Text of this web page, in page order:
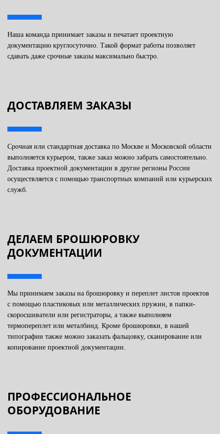
Наша команда принимает заказы и печатает проектную
документацию круглосуточно. Такой формат работы позволяет
сдавать даже срочные заказы максимально быстро.
ДОСТАВЛЯЕМ ЗАКАЗЫ
Срочная или стандартная доставка по Москве и Московской области
выполняется курьером, также заказ можно забрать самостоятельно.
Доставка проектной документации в другие регионы России
осуществляется с помощью транспортных компаний или курьерских
служб.
ДЕЛАЕМ БРОШЮРОВКУ
ДОКУМЕНТАЦИИ
Мы принимаем заказы на брошюровку и переплет листов проектов
с помощью пластиковых или металлических пружин, в папки-
скоросшиватели или регистраторы, а также выполняем
термопереплет или металбинд. Кроме брошюровки, в нашей
типографии также можно заказать фальцовку, сканирование или
копирование проектной документации.
ПРОФЕССИОНАЛЬНОЕ
ОБОРУДОВАНИЕ